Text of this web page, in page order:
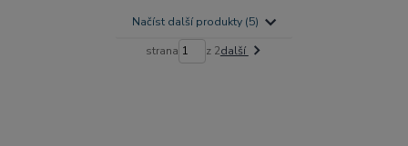
Načíst další produkty (5)
strana z 2další